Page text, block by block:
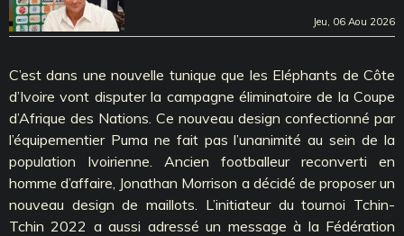
Jeu, 06 Aou 2026
C’est dans une nouvelle tunique que les Eléphants de Côte
d’Ivoire vont disputer la campagne éliminatoire de la Coupe
d’Afrique des Nations. Ce nouveau design confectionné par
l’équipementier Puma ne fait pas l’unanimité au sein de la
population Ivoirienne. Ancien footballeur reconverti en
homme d’affaire, Jonathan Morrison a décidé de proposer un
nouveau design de maillots. L’initiateur du tournoi Tchin-
Tchin 2022 a aussi adressé un message à la Fédération